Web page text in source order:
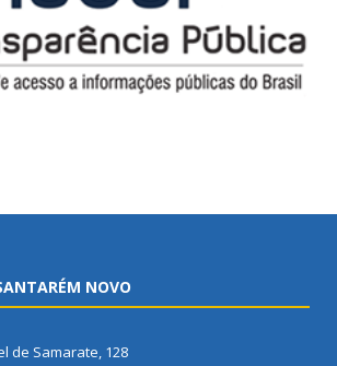
NOVO
de Samarate, 128